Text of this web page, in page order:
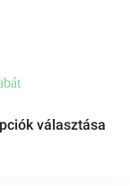
választása